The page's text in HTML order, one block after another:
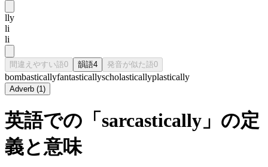
lly
li
li
間違えやすい語0 韻語4 発音が似た語0
bombasticallyfantasticallyscholasticallyplastically
Adverb (1)
英語での「sarcastically」の定
義と意味